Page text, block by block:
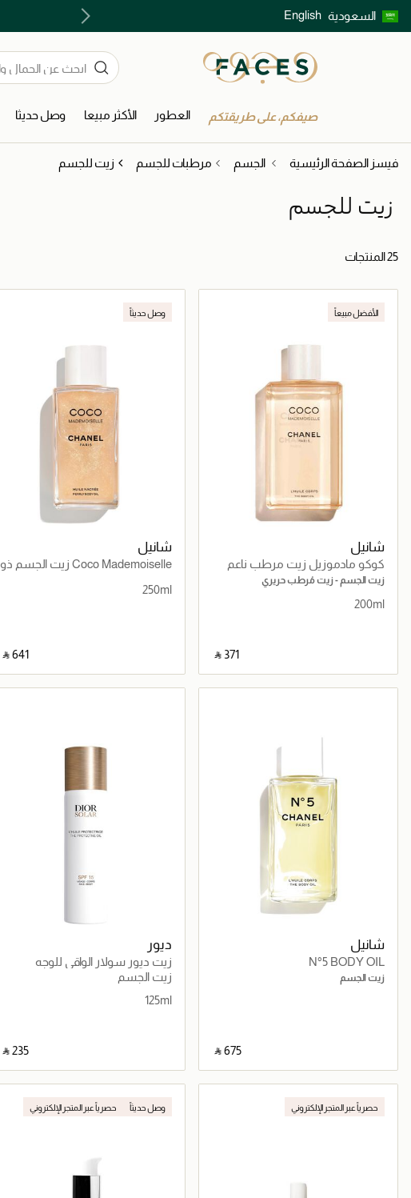
السعودية English
اكتشفوا خدمات الجمال المختارة بعناية
صيفكم، على طريقتكم العطور الأكثر مبيعا وصل حديثا
فيسز الصفحة الرئيسية الجسم مرطبات للجسم زيت للجسم
زيت للجسم
25 المنتجات
الأفضل مبيعاً
شانيل
كوكو مادموزيل زيت مرطب ناعم
للجسم 200 مل
زيت الجسم - زيت مُرطب حريري
200ml
‎ ⃁ ⁦371⁩ ‎
جاري تحميل التفاصيل
وصل حديثاً
شانيل
Coco Mademoiselle زيت الجسم ذو
250ml
‎ ⃁ ⁦641⁩ ‎
جاري تحميل التفاصيل
شانيل
N°5 BODY OIL
زيت الجسم
‎ ⃁ ⁦675⁩ ‎
جاري تحميل التفاصيل
ديور
زيت ديور سولار الواقي للوجه
والجسم
زيت الجسم
125ml
‎ ⃁ ⁦235⁩ ‎
جاري تحميل التفاصيل
حصرياً عبر المتجر الإلكتروني وصل حديثاً حصرياً عبر المتجر الإلكتروني